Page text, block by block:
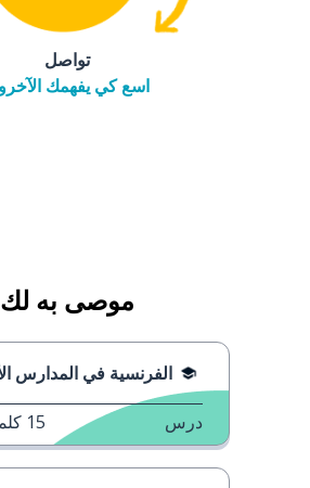
تواصل
اسع كي يفهمك
موصى به لك
الفرنسية في المدارس
درس 15